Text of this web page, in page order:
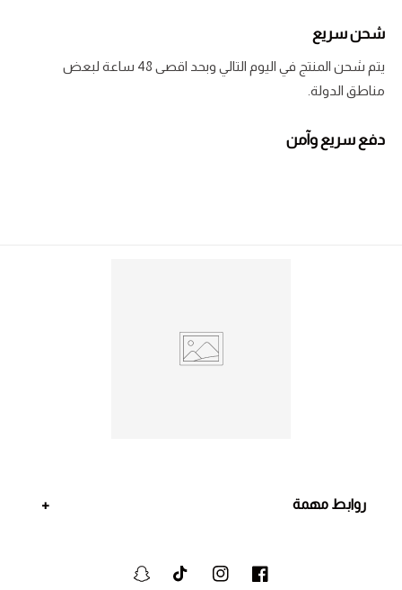
شحن سريع
يتم شحن المنتج في اليوم التالي وبحد اقصى 48 ساعة لبعض
مناطق الدولة.
دفع سريع وآمن
روابط مهمة
فيسبوكانستجرام تيكتوك سنابشات